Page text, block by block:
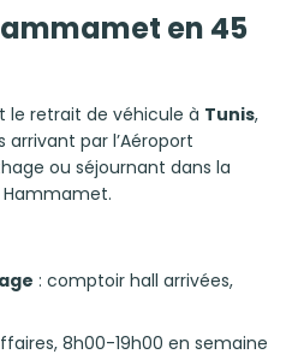
en 45
le retrait de véhicule à Tunis,
par l’Aéroport
ou séjournant dans la
: comptoir hall arrivées,
8h00-19h00 en semaine